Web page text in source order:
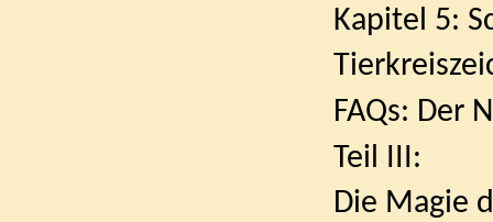
Kapitel 5:
FAQs: Der
Teil III:
Die Magie